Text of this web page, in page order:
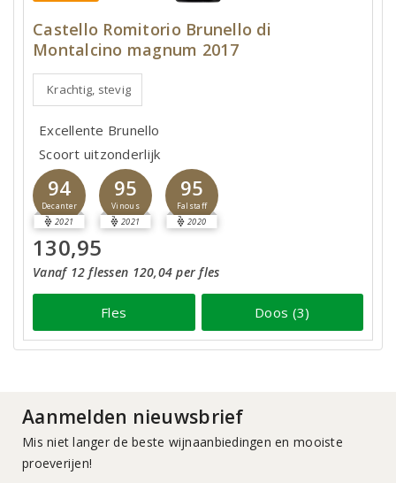
Castello Romitorio Brunello di
Montalcino magnum 2017
Krachtig, stevig
Excellente Brunello
Scoort uitzonderlijk
94
Decanter
2021
95
Vinous
2021
95
Falstaff
2020
130,95
Vanaf 12 flessen 120,04 per fles
Fles Doos (3)
Aanmelden nieuwsbrief
Mis niet langer de beste wijnaanbiedingen en mooiste
proeverijen!